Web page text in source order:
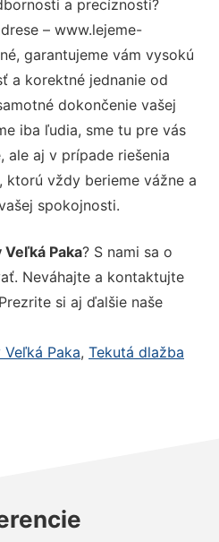
a precíznosti?
– www.lejeme-
garantujeme vám vysokú
a korektné jednanie od
dokončenie vašej
iba ľudia, sme tu pre vás
ale aj v prípade riešenia
ktorú vždy berieme vážne a
spokojnosti.
Paka? S nami sa o
Neváhajte a kontaktujte
si aj ďalšie naše
Paka, Tekutá dlažba